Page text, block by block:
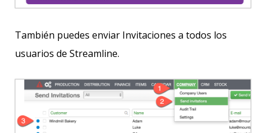
También puedes enviar Invitaciones a todos los
usuarios de Streamline.